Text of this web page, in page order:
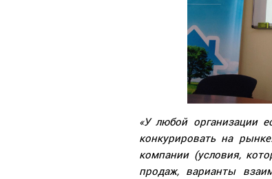
«У любой организации
конкурировать на
компании (условия,
продаж, варианты